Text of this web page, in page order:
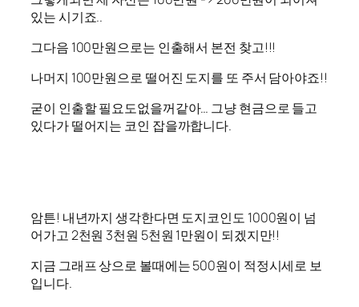
있는 시기죠..
그다음 100만원으로는 인출해서 본전 찾고!!!
나머지 100만원으로 떨어진 도지를 또 주서 담아야죠!!
굳이 인출할 필요도없을꺼같아… 그냥 현금으로 들고
있다가 떨어지는 코인 잡을까합니다.
암튼! 내년까지 생각한다면 도지코인도 1000원이 넘
어가고 2천원 3천원 5천원 1만원이 되겠지만!!
지금 그래프 상으로 볼때에는 500원이 적정시세로 보
입니다.